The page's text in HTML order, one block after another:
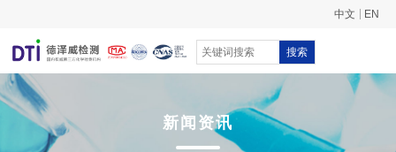
中文 EN
搜索
新闻资讯